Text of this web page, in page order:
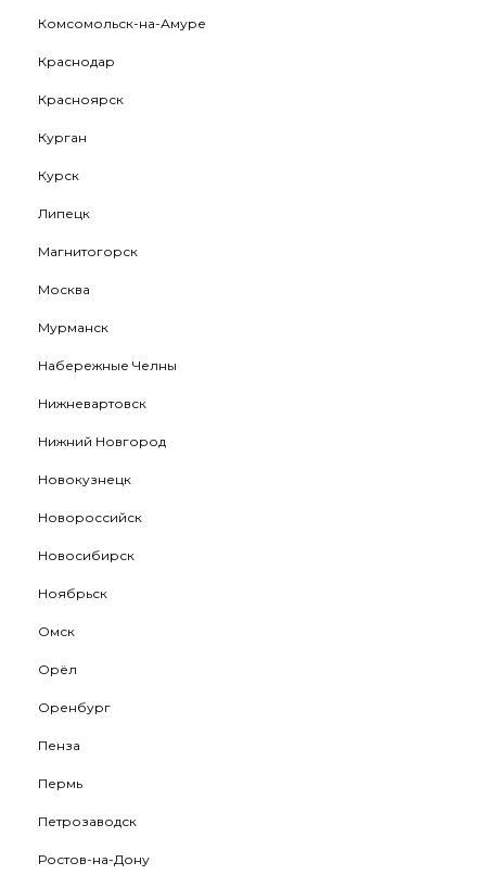
Комсомольск-на-Амуре
Краснодар
Красноярск
Курган
Курск
Липецк
Магнитогорск
Москва
Мурманск
Набережные Челны
Нижневартовск
Нижний Новгород
Новокузнецк
Новороссийск
Новосибирск
Ноябрьск
Омск
Орёл
Оренбург
Пенза
Пермь
Петрозаводск
Ростов-на-Дону